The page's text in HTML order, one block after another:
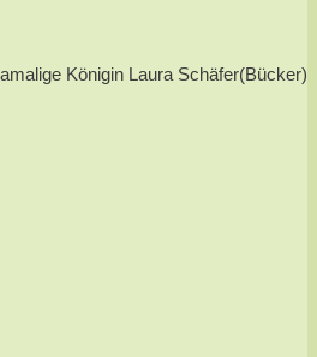
Königin Laura Schäfer(Bücker)